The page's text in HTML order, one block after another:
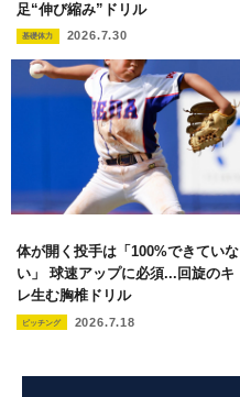
足“伸び縮み”ドリル
基礎体力 2026.7.30
体が開く投手は「100%できていな
い」 球速アップに必須...回旋のキ
レ生む胸椎ドリル
ピッチング 2026.7.18